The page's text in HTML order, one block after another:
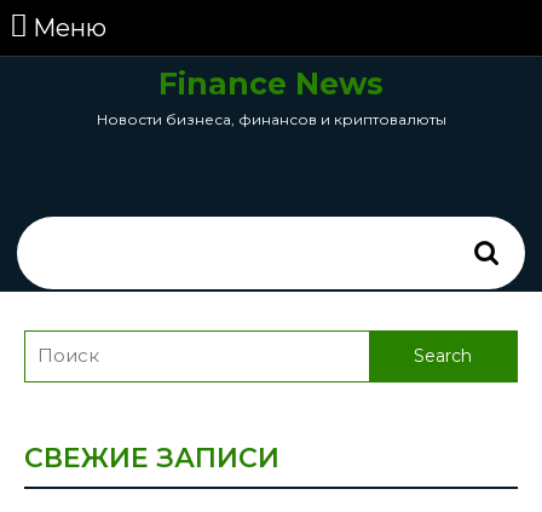
перейти
МенюМеню
Finance News
Новости бизнеса, финансов и криптовалюты
for:
Search
СВЕЖИЕ ЗАПИСИ